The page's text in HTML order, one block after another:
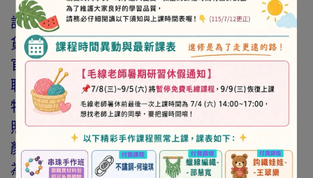
訂購前請詳閱「線上訂購流程說明」及「退換
貨需知」，謝謝。
官網與門市同步銷售，如遇缺貨會由專人與您
聯繫。
特價商品，會員不再提供折扣優惠。
照片因拍攝光線與螢幕色差而有所差異，實際
顏色與網路呈現略有不同，將以實際出貨商品
為準。